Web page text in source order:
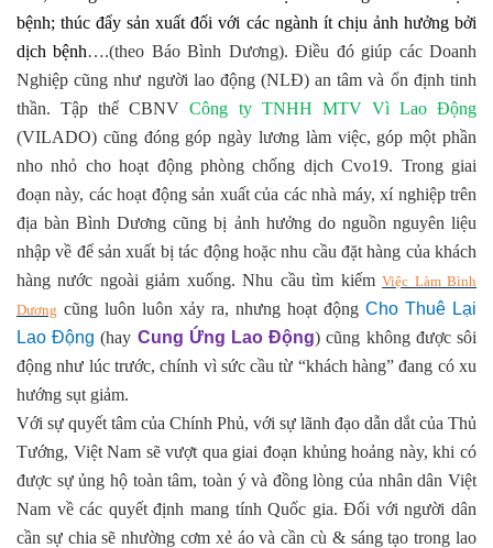
bệnh; thúc đẩy sản xuất đối với các ngành ít chịu ảnh hưởng bởi
dịch bệnh….(theo Báo Bình Dương). Điều đó giúp các Doanh
Nghiệp cũng như người lao động (NLĐ) an tâm và ổn định tinh
thần. Tập thể CBNVCông ty TNHH MTV Vì Lao Động
(VILADO) cũng đóng góp ngày lương làm việc, góp một phần
nho nhỏ cho hoạt động phòng chống dịch Cvo19. Trong giai
đoạn này, các hoạt động sản xuất của các nhà máy, xí nghiệp trên
địa bàn Bình Dương cũng bị ảnh hưởng do nguồn nguyên liệu
nhập về để sản xuất bị tác động hoặc nhu cầu đặt hàng của khách
hàng nước ngoài giảm xuống. Nhu cầu tìm kiếmViệc Làm Bình
Dương cũng luôn luôn xảy ra, nhưng hoạt động Cho Thuê Lại
Lao Động (hay Cung Ứng LaoĐộng) cũng không được sôi
động như lúc trước, chính vì sức cầu từ “khách hàng” đang có xu
hướng sụt giảm.
Với sự quyết tâm của Chính Phủ, với sự lãnh đạo dẫn dắt của Thủ
Tướng, Việt Nam sẽ vượt qua giai đoạn khủng hoảng này, khi có
được sự ủng hộ toàn tâm, toàn ý và đồng lòng của nhân dân Việt
Nam về các quyết định mang tính Quốc gia. Đối với người dân
cần sự chia sẽ nhường cơm xẻ áo và cần cù & sáng tạo trong lao